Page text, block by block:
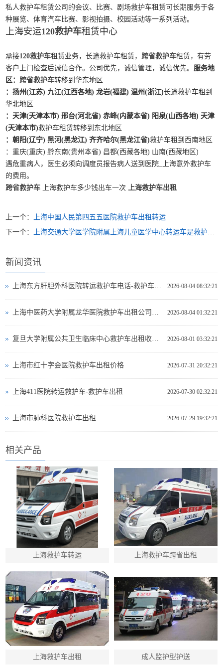
私人救护车租赁公司的会议、比赛、剧场救护车租赁可长期服务于各
种展览、体育汽车比赛、影视拍摄、校园活动等一系列活动。
上海安运120救护车租赁中心
承接120救护车租赁业务，长途救护车租赁， 跨省救护车租赁，有劳
客户上门检查后诚信合作。公司优先，诚信管理，诚信优先。 服务地
区： 跨省救护车转移到华东地区
：扬州(江苏) 九江(江西各地) 龙岩(福建) 温州(浙江)长途救护车租到
华北地区
：天津(天津本市) 邢台(河北省) 赤峰(内蒙本省) 阳泉(山西各地) 天津
(天津本市)救护车租赁转移到东北地区
：朝阳(辽宁) 黑河(黑龙江) 齐齐哈尔(黑龙江省)救护车租到西南地区
：重庆(重庆) 黔东南(贵州本省) 昌都(西藏各地) 山南(西藏地区)
遇危重病人，医生必须向调度员报告病人送到医院_上海意外救护车
的费用。
跨省救护车 上海救护车多少钱出车一次 上海救护车出租
上一个：
上海中国人民第四五五医院救护车出租转运
下一个：
上海交通大学医学院附属上海儿童医学中心转运车是救护车吗-救护车出租
新闻资讯
2026-08-04 08:32:21
2026-08-04 01:32:21
2026-08-01 03:32:21
2026-07-31 20:32:21
上海市红十字会医院救护车出租价格
2026-07-30 02:32:21
上海411医院转运救护车-救护车出租
2026-07-29 19:32:21
上海市肺科医院救护车出租
相关产品
上海救护车转运 上海救护车跨省出租
上海救护车出租 成人监护型护送